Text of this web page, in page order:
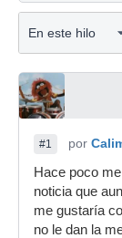
#1 por
Hace poco
noticia que
me gustaría
no le dan la